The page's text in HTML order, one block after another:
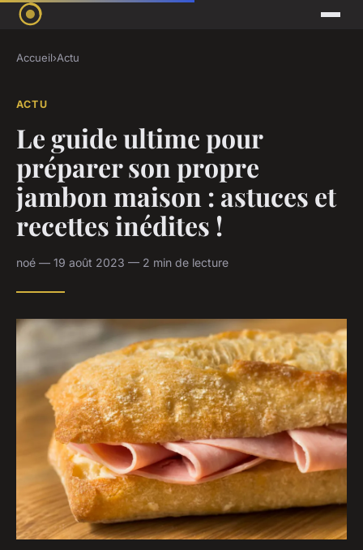
Accueil›Actu
ACTU
Le guide ultime pour
préparer son propre
jambon maison : astuces et
recettes inédites !
noé — 19 août 2023 — 2 min de lecture